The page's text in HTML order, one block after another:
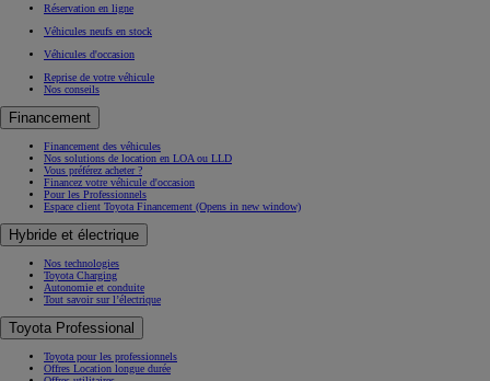
Réservation en ligne
Véhicules neufs en stock
Véhicules d'occasion
Reprise de votre véhicule
Nos conseils
Financement
Financement des véhicules
Nos solutions de location en LOA ou LLD
Vous préférez acheter ?
Financez votre véhicule d'occasion
Pour les Professionnels
Espace client Toyota Financement (Opens in new window)
Hybride et électrique
Nos technologies
Toyota Charging
Autonomie et conduite
Tout savoir sur l’électrique
Toyota Professional
Toyota pour les professionnels
Offres Location longue durée